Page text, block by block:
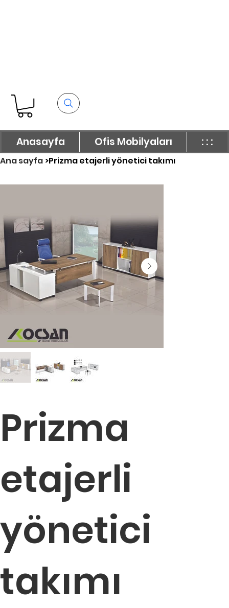
Anasayfa Ofis Mobilyaları : : :
Ana sayfa>Prizma etajerli yönetici takımı
Prizma
etajerli
yönetici
takımı